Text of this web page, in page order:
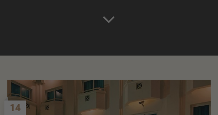
14